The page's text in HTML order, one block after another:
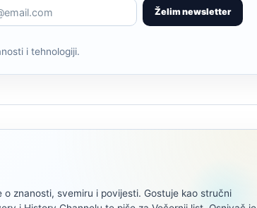
Želim newsletter
i tehnologiji.
o znanosti, svemiru i povijesti. Gostuje kao stručni